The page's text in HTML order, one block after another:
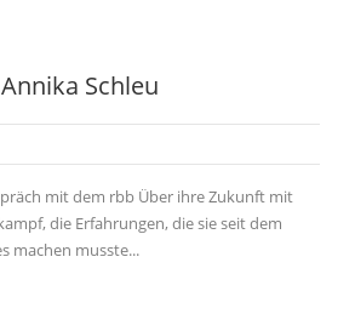
Schleu
mit dem rbb Über ihre Zukunft mit
die Erfahrungen, die sie seit dem
machen musste...